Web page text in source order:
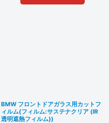
BMW フロントドアガラス用カットフ
ィルム(フィルム:サステナクリア (IR
透明遮熱フィルム))